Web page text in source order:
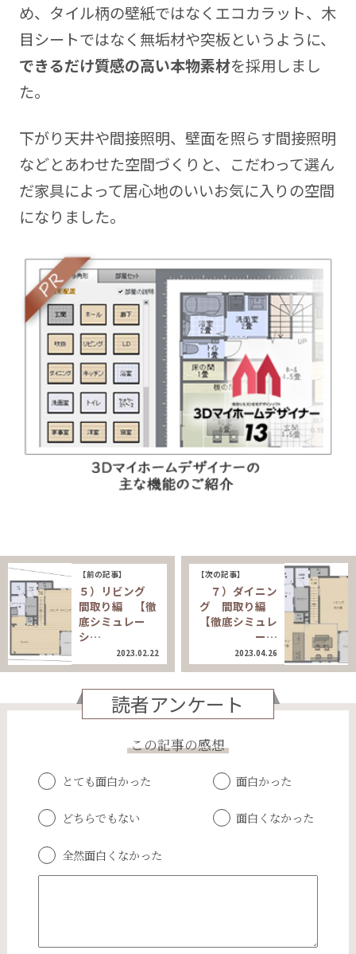
め、タイル柄の壁紙ではなくエコカラット、木
目シートではなく無垢材や突板というように、
できるだけ質感の高い本物素材を採用しまし
た。
下がり天井や間接照明、壁面を照らす間接照明
などとあわせた空間づくりと、こだわって選ん
だ家具によって居心地のいいお気に入りの空間
になりました。
【前の記事】
５）リビング
間取り編 【徹
底シミュレー
シ…
2023.02.22
【次の記事】
７）ダイニン
グ 間取り編
【徹底シミュレ
ー…
2023.04.26
読者アンケート
この記事の感想
とても面白かった 面白かった
どちらでもない 面白くなかった
全然面白くなかった